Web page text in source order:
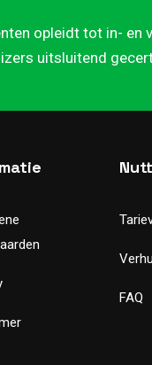
opleidt tot in- en
uitsluitend
FAQ